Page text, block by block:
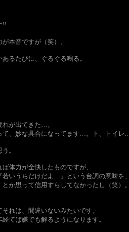
!!
本音ですが（笑）。
るたびに、ぐるぐる鳴る。
が出てきた…。
、妙な具合になってます…。ト、トイレ…
。
体力が全快したものですが、
いうちだけだよ…』という台詞の意味を
か思って信用すらしてなかったし（笑）。
れは、間違いないみたいです。
てば嫌でも解るようになります。